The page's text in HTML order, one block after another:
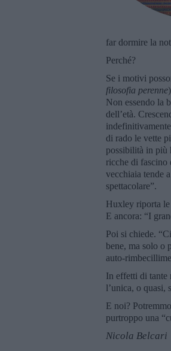
far dormire la
Perché?
Se i motivi
filosofia perenne
Non essendo la
dell’età.
di rado le vette
possibilità in più
ricche di fascino
vecchiaia tende
spettacolare”.
Huxley riporta le
E ancora: “I
Poi si chiede.
bene, ma solo o
auto-
In effetti di tante
l’unica, o quasi,
E noi?
purtroppo una
Nicola Belcari